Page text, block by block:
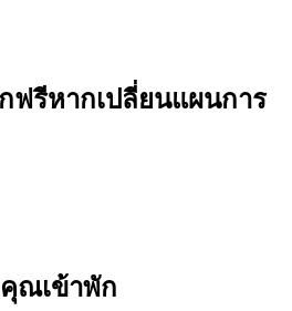
ฟรีหากเปลี่ยนแผนการ
ณเข้าพัก